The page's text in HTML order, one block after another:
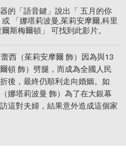
的「語音鍵」說出「 五月的你
「娜塔莉波曼,茱莉安摩爾,科里
斯梅爾頓」 可找到此影片。
西（茱莉安摩爾 飾）因為與13
頓 飾）劈腿，而成為全國人民
後，最終仍順利走向婚姻。如
娜塔莉波曼 飾）為了在大銀幕
這對夫婦，結果意外造成這個家